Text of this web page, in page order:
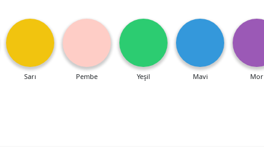
Sarı Pembe Yeşil Mavi Mor